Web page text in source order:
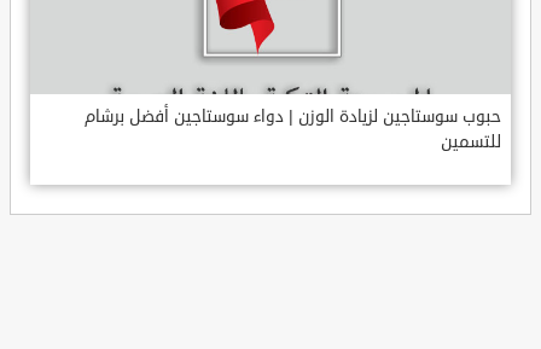
حبوب سوستاجين لزيادة الوزن | دواء سوستاجين أفضل برشام
للتسمين